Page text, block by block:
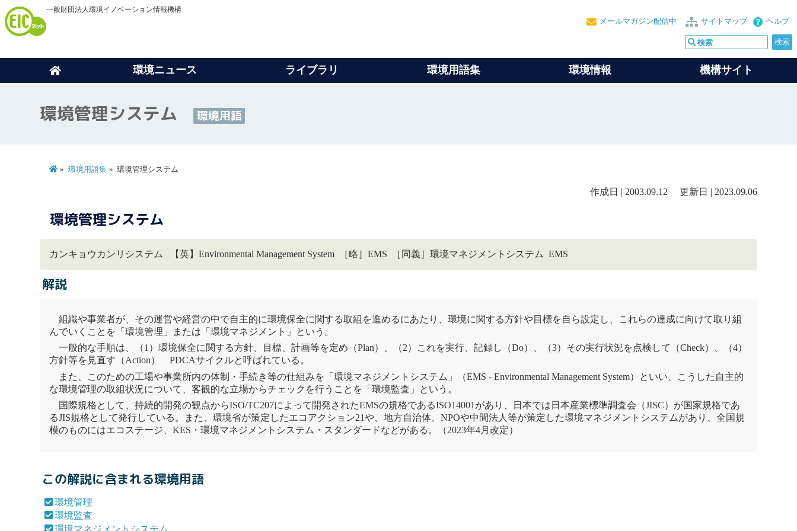
一般財団法人環境イノベーション情報機構
ヘルプ
サイトマップ
メールマガジン配信中
環境ニュース ライブラリ 環境用語集 環境情報 機構サイト
環境管理システム 環境用語
環境用語集 環境管理システム
作成日 | 2003.09.12 更新日 | 2023.09.06
環境管理システム
カンキョウカンリシステム 【英】Environmental Management System ［略］EMS ［同義］環境マネジメントシステム EMS
解説
組織や事業者が、その運営や経営の中で自主的に環境保全に関する取組を進めるにあたり、環境に関する方針や目標を自ら設定し、これらの達成に向けて取り組
んでいくことを「環境管理 」または「環境マネジメント」という。
一般的な手順は、（1）環境保全に関する方針、目標、計画等を定め（Plan）、（2）これを実行、記録し（Do）、（3）その実行状況を点検して（Check）、（4）
方針等を見直す（Action）PDCAサイクルと呼ばれている。
また、このための工場や事業所内の体制・手続き等の仕組みを「環境マネジメントシステム 」（EMS - Environmental Management System）といい、こうした自主的
な環境管理の取組状況について、客観的な立場からチェックを行うことを「環境監査 」という。
国際規格として、持続的開発の観点からISO/TC207によって開発されたEMSの規格であるISO14001 があり、日本では日本産業標準調査会（JISC）が国家規格であ
るJIS規格として発行している。また、環境省が策定したエコアクション21や、地方自治体、NPOや中間法人等が策定した環境マネジメントシステムがあり、全国規
模のものにはエコステージ、KES・環境マネジメントシステム ・スタンダードなどがある。（2023年4月改定）
この解説に含まれる環境用語
環境管理
環境監査
環境マネジメントシステム